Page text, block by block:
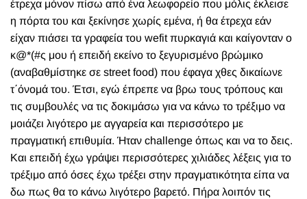
έτρεχα μόνον πίσω από ένα λεωφορείο που μόλις έκλεισε
η πόρτα του και ξεκίνησε χωρίς εμένα, ή θα έτρεχα εάν
είχαν πιάσει τα γραφεία του wefit πυρκαγιά και καίγονταν ο
κ@*(#ς μου ή επειδή εκείνο το ξεγυρισμένο βρώμικο
(αναβαθμίστηκε σε street food) που έφαγα χθες δικαίωνε
τ΄όνομά του. Έτσι, εγώ έπρεπε να βρω τους τρόπους και
τις συμβουλές να τις δοκιμάσω για να κάνω το τρέξιμο να
μοιάζει λιγότερο με αγγαρεία και περισσότερο με
πραγματική επιθυμία. Ήταν challenge όπως και να το δεις.
Και επειδή έχω γράψει περισσότερες χιλιάδες λέξεις για το
τρέξιμο από όσες έχω τρέξει στην πραγματικότητα είπα να
δω πως θα το κάνω λιγότερο βαρετό. Πήρα λοιπόν τις